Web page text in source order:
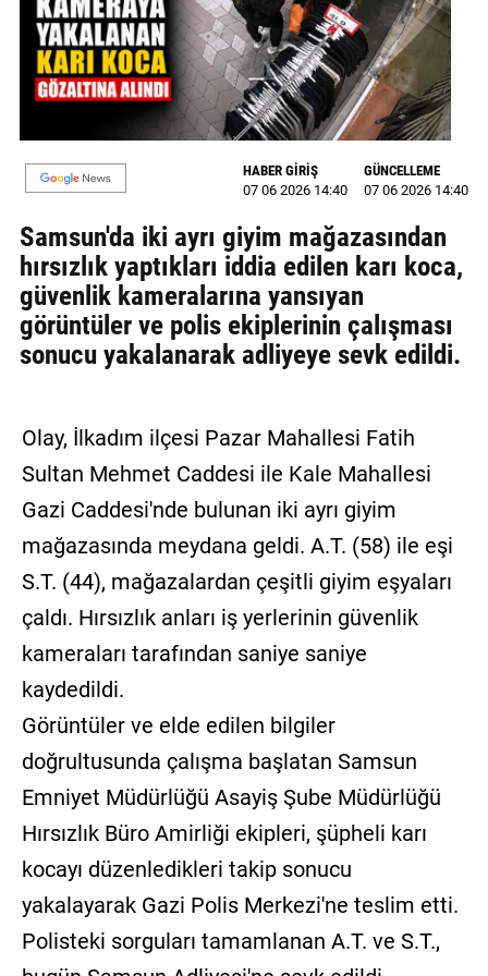
MAGAZİN
GALERİ
VİDEO
YAZARLAR
ULAŞIN
Künye
İletişim
HABER GİRİŞ
07 06 2026 14:40
GÜNCELLEME
07 06 2026 14:40
Samsun'da iki ayrı giyim mağazasından
hırsızlık yaptıkları iddia edilen karı koca,
güvenlik kameralarına yansıyan
görüntüler ve polis ekiplerinin çalışması
sonucu yakalanarak adliyeye sevk edildi.
Olay, İlkadım ilçesi Pazar Mahallesi Fatih
Sultan Mehmet Caddesi ile Kale Mahallesi
Gazi Caddesi'nde bulunan iki ayrı giyim
mağazasında meydana geldi. A.T. (58) ile eşi
S.T. (44), mağazalardan çeşitli giyim eşyaları
çaldı. Hırsızlık anları iş yerlerinin güvenlik
kameraları tarafından saniye saniye
kaydedildi.
Görüntüler ve elde edilen bilgiler
doğrultusunda çalışma başlatan Samsun
Emniyet Müdürlüğü Asayiş Şube Müdürlüğü
Hırsızlık Büro Amirliği ekipleri, şüpheli karı
kocayı düzenledikleri takip sonucu
yakalayarak Gazi Polis Merkezi'ne teslim etti.
Polisteki sorguları tamamlanan A.T. ve S.T.,